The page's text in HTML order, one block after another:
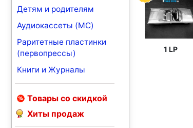
Детям и родителям
Аудиокассеты (MC)
Раритетные пластинки
(первопрессы)
Книги и Журналы
Товары со скидкой
Хиты продаж
1 LP